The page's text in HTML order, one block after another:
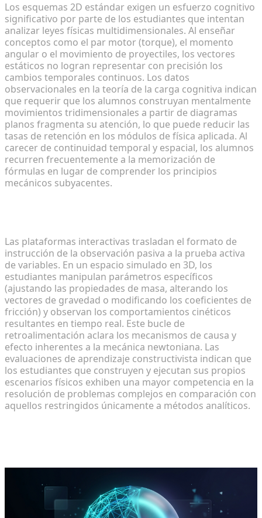
Los esquemas 2D estándar exigen un esfuerzo cognitivo
significativo por parte de los estudiantes que intentan
analizar leyes físicas multidimensionales. Al enseñar
conceptos como el par motor (torque), el momento
angular o el movimiento de proyectiles, los vectores
estáticos no logran representar con precisión los
cambios temporales continuos. Los datos
observacionales en la teoría de la carga cognitiva indican
que requerir que los alumnos construyan mentalmente
movimientos tridimensionales a partir de diagramas
planos fragmenta su atención, lo que puede reducir las
tasas de retención en los módulos de física aplicada. Al
carecer de continuidad temporal y espacial, los alumnos
recurren frecuentemente a la memorización de
fórmulas en lugar de comprender los principios
mecánicos subyacentes.
Las plataformas interactivas trasladan el formato de
instrucción de la observación pasiva a la prueba activa
de variables. En un espacio simulado en 3D, los
estudiantes manipulan parámetros específicos
(ajustando las propiedades de masa, alterando los
vectores de gravedad o modificando los coeficientes de
fricción) y observan los comportamientos cinéticos
resultantes en tiempo real. Este bucle de
retroalimentación aclara los mecanismos de causa y
efecto inherentes a la mecánica newtoniana. Las
evaluaciones de aprendizaje constructivista indican que
los estudiantes que construyen y ejecutan sus propios
escenarios físicos exhiben una mayor competencia en la
resolución de problemas complejos en comparación con
aquellos restringidos únicamente a métodos analíticos.